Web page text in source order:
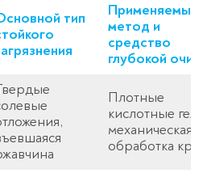
тип
Применяемый
метод и
средство
глубокой
Плотные
кислотные
механическая
обработка